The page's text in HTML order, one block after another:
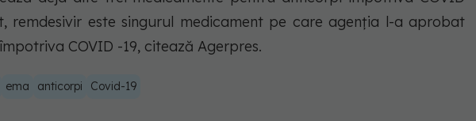
remdesivir este singurul medicament pe care agenţia l-a aprobat
COVID -19, citează Agerpres.
ema anticorpi Covid-19